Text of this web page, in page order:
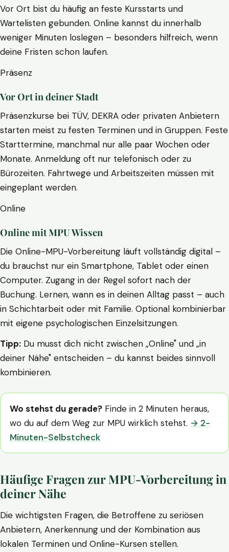
Vor Ort bist du häufig an feste Kursstarts und
Wartelisten gebunden. Online kannst du innerhalb
weniger Minuten loslegen – besonders hilfreich, wenn
deine Fristen schon laufen.
Präsenz
Vor Ort in deiner Stadt
Präsenzkurse bei TÜV, DEKRA oder privaten Anbietern
starten meist zu festen Terminen und in Gruppen. Feste
Starttermine, manchmal nur alle paar Wochen oder
Monate. Anmeldung oft nur telefonisch oder zu
Bürozeiten. Fahrtwege und Arbeitszeiten müssen mit
eingeplant werden.
Online
Online mit MPU Wissen
Die Online-MPU-Vorbereitung läuft vollständig digital –
du brauchst nur ein Smartphone, Tablet oder einen
Computer. Zugang in der Regel sofort nach der
Buchung. Lernen, wann es in deinen Alltag passt – auch
in Schichtarbeit oder mit Familie. Optional kombinierbar
mit eigene psychologischen Einzelsitzungen.
Tipp: Du musst dich nicht zwischen „Online" und „in
deiner Nähe" entscheiden – du kannst beides sinnvoll
kombinieren.
Wo stehst du gerade? Finde in 2 Minuten heraus,
wo du auf dem Weg zur MPU wirklich stehst. → 2-
Minuten-Selbstcheck
Häufige Fragen zur MPU-Vorbereitung in
deiner Nähe
Die wichtigsten Fragen, die Betroffene zu seriösen
Anbietern, Anerkennung und der Kombination aus
lokalen Terminen und Online-Kursen stellen.